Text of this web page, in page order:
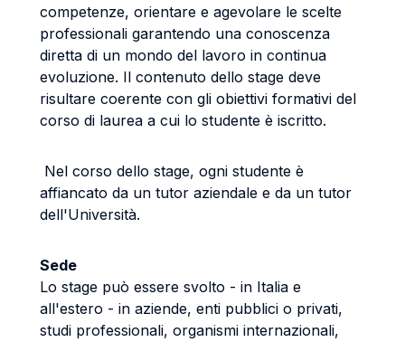
competenze, orientare e agevolare le scelte
professionali garantendo una conoscenza
diretta di un mondo del lavoro in continua
evoluzione. Il contenuto dello stage deve
risultare coerente con gli obiettivi formativi del
corso di laurea a cui lo studente è iscritto.
Nel corso dello stage, ogni studente è
affiancato da un tutor aziendale e da un tutor
dell'Università.
Sede
Lo stage può essere svolto - in Italia e
all'estero - in aziende, enti pubblici o privati,
studi professionali, organismi internazionali,